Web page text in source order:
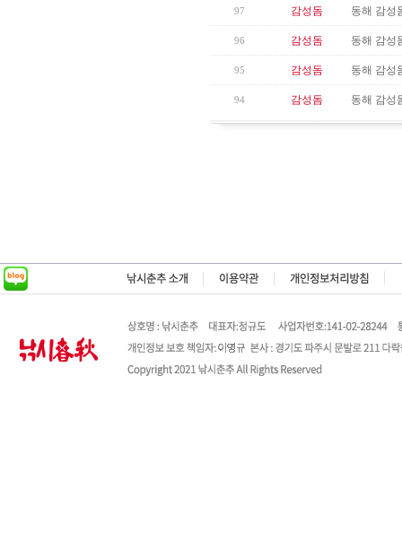
97 감성돔 동해 감성
96 감성돔 동해 감성
95 감성돔 동해 감성
94 감성돔 동해 감성